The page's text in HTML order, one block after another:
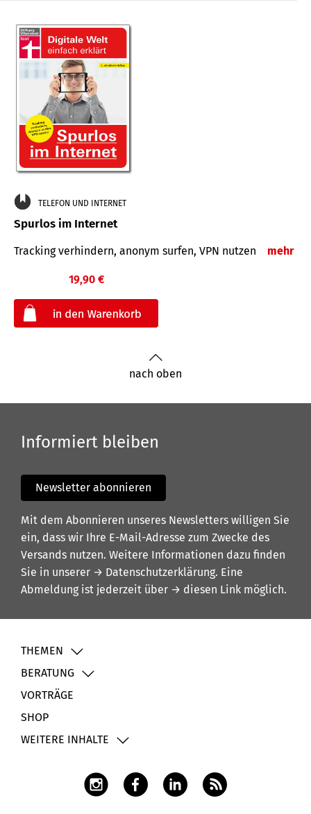
TELEFON UND INTERNET
Spurlos im Internet
Tracking verhindern, anonym surfen, VPN nutzen mehr
19,90 €
nach oben
Informiert bleiben
Newsletter abonnieren
Mit dem Abonnieren unseres Newsletters willigen Sie
ein, dass wir Ihre E-Mail-Adresse zum Zwecke des
Versands nutzen. Weitere Informationen dazu finden
Sie in unserer → Datenschutzerklärung. Eine
Abmeldung ist jederzeit über → diesen Link möglich.
THEMEN
BERATUNG
VORTRÄGE
SHOP
WEITERE INHALTE